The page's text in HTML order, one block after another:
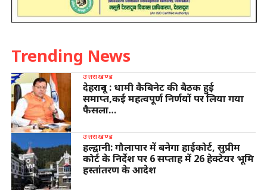
Trending News
उत्तराखण्ड
देहरादून : धामी कैबिनेट की बैठक हुई
समाप्त,कई महत्वपूर्ण निर्णयों पर लिया गया
फैसला…
उत्तराखण्ड
हल्द्वानी: गौलापार में बनेगा हाईकोर्ट, सुप्रीम
कोर्ट के निर्देश पर 6 सप्ताह में 26 हेक्टेयर भूमि
हस्तांतरण के आदेश